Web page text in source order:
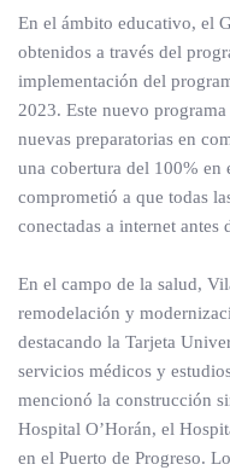
En el ámbito educativo, el
obtenidos a través del
implementación del
2023. Este nuevo
nuevas preparatorias en
una cobertura del 100% en
comprometió a que todas
conectadas a internet antes
En el campo de la salud,
remodelación y
destacando la Tarjeta
servicios médicos y
mencionó la construcción
Hospital O’Horán, el
en el Puerto de Progreso.